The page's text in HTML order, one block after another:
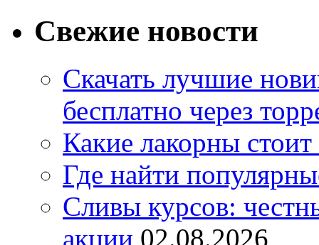
Свежие новости
Скачать лучшие
бесплатно через
Какие лакорны стоит
Где найти
Сливы курсов:
акции 02.08.2026